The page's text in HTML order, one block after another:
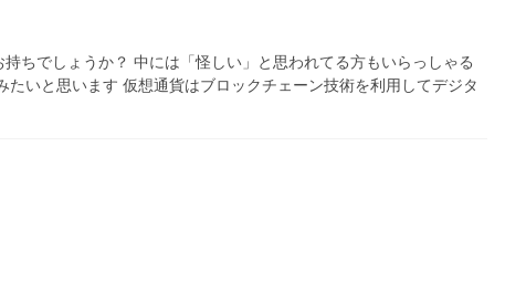
ちでしょうか？ 中には「怪しい」と思われてる方もいらっしゃる
いと思います 仮想通貨はブロックチェーン技術を利用してデジタ